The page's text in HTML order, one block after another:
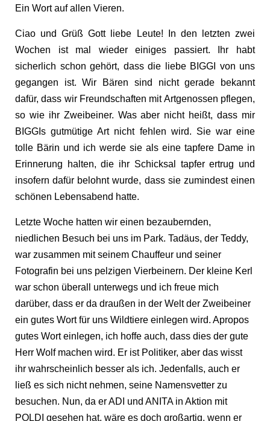
Ein Wort auf allen Vieren.
Ciao und Grüß Gott liebe Leute! In den letzten zwei
Wochen ist mal wieder einiges passiert. Ihr habt
sicherlich schon gehört, dass die liebe BIGGI von uns
gegangen ist. Wir Bären sind nicht gerade bekannt
dafür, dass wir Freundschaften mit Artgenossen pflegen,
so wie ihr Zweibeiner. Was aber nicht heißt, dass mir
BIGGIs gutmütige Art nicht fehlen wird. Sie war eine
tolle Bärin und ich werde sie als eine tapfere Dame in
Erinnerung halten, die ihr Schicksal tapfer ertrug und
insofern dafür belohnt wurde, dass sie zumindest einen
schönen Lebensabend hatte.
Letzte Woche hatten wir einen bezaubernden,
niedlichen Besuch bei uns im Park. Tadäus, der Teddy,
war zusammen mit seinem Chauffeur und seiner
Fotografin bei uns pelzigen Vierbeinern. Der kleine Kerl
war schon überall unterwegs und ich freue mich
darüber, dass er da draußen in der Welt der Zweibeiner
ein gutes Wort für uns Wildtiere einlegen wird. Apropos
gutes Wort einlegen, ich hoffe auch, dass dies der gute
Herr Wolf machen wird. Er ist Politiker, aber das wisst
ihr wahrscheinlich besser als ich. Jedenfalls, auch er
ließ es sich nicht nehmen, seine Namensvetter zu
besuchen. Nun, da er ADI und ANITA in Aktion mit
POLDI gesehen hat, wäre es doch großartig, wenn er